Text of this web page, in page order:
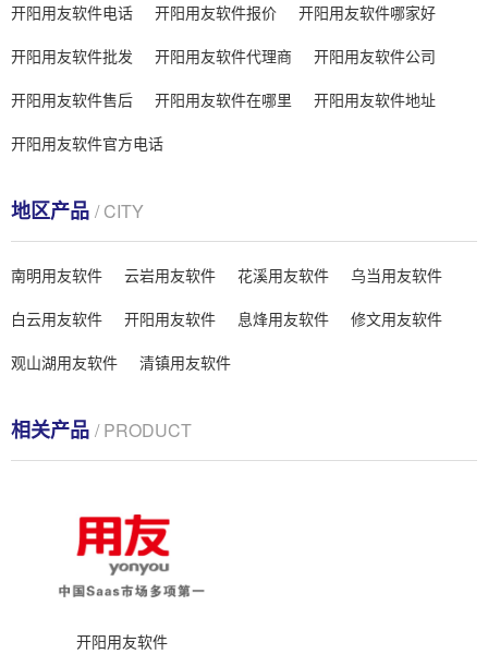
开阳用友软件电话 开阳用友软件报价
开阳用友软件哪家好
开阳用友软件批发
开阳用友软件代理商
开阳用友软件公司
开阳用友软件售后
开阳用友软件在哪里
开阳用友软件地址
开阳用友软件官方电话
地区产品 / CITY
南明用友软件 云岩用友软件 花溪用友软件
乌当用友软件
白云用友软件
开阳用友软件 息烽用友软件
修文用友软件
观山湖用友软件
清镇用友软件
相关产品 / PRODUCT
开阳用友软件